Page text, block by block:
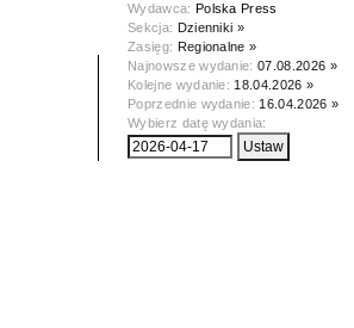
Wydawca: Polska Press
Sekcja: Dzienniki »
Zasięg: Regionalne »
Najnowsze wydanie:07.08.2026 »
Kolejne wydanie: 18.04.2026 »
Poprzednie wydanie: 16.04.2026 »
Wybierz datę wydania: